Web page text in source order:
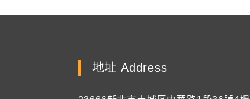
地址 Address